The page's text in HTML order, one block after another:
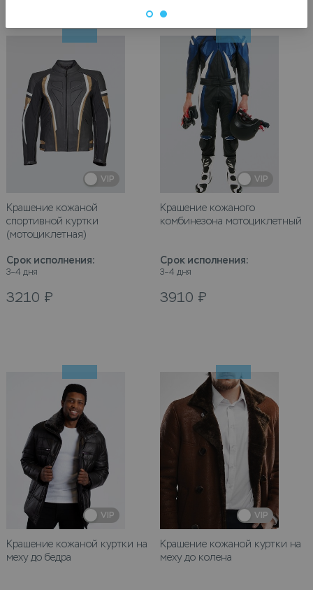
VIP
Крашение кожаной
спортивной куртки
(мотоциклетная)
Срок исполнения:
3–4 дня
3210 ₽
VIP
Крашение кожаного
комбинезона мотоциклетный
Срок исполнения:
3–4 дня
3910 ₽
VIP
Крашение кожаной куртки на
меху до бедра
VIP
Крашение кожаной куртки на
меху до колена